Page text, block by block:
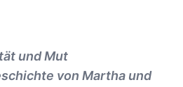
und Mut
von Martha und